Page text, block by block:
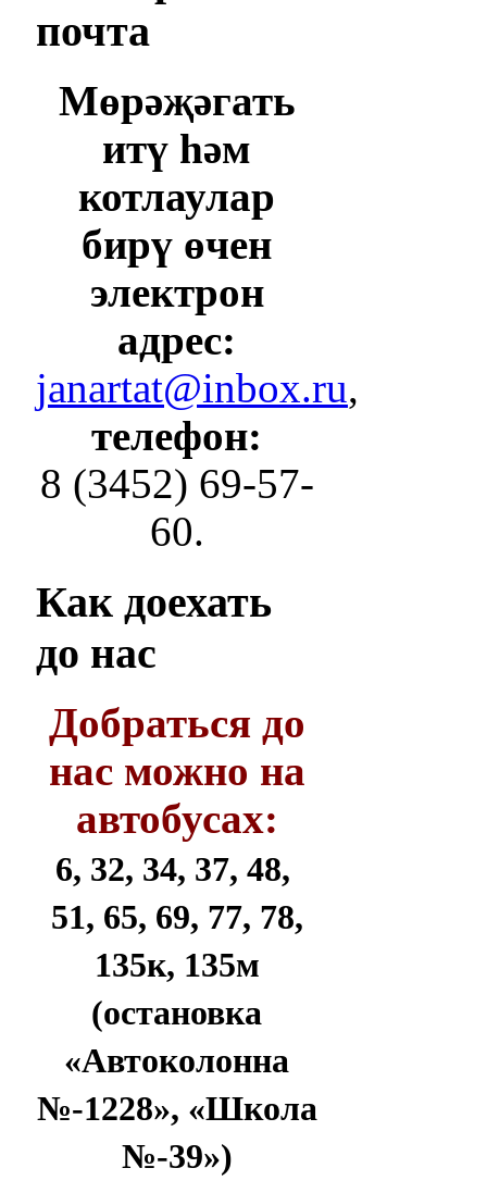
почта
Мөрәҗәгать
итү һәм
котлаулар
бирү өчен
электрон
адрес:
janartat@inbox.ru,
телефон:
8 (3452) 69-57-
60.
Как доехать
до нас
Добраться до
нас можно на
автобусах:
6, 32, 34, 37, 48,
51, 65, 69, 77, 78,
135к, 135м
(остановка
«Автоколонна
№-1228», «Школа
№-39»)